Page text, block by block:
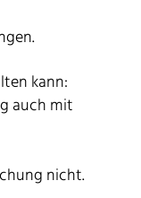
kann:
auch mit
nicht.